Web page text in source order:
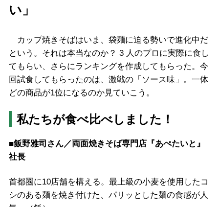
い」
カップ焼きそばはいま、袋麺に迫る勢いで進化中だ
という。それは本当なのか？ 3 人のプロに実際に食し
てもらい、さらにランキングを作成してもらった。今
回試食してもらったのは、激戦の「ソース味」。一体
どの商品が1位になるのか見ていこう。
私たちが食べ比べしました！
■飯野雅司さん／両面焼きそば専門店『あぺたいと』
社長
首都圏に10店舗を構える。最上級の小麦を使用したコ
シのある麺を焼き付けた、パリッとした麺の食感が人